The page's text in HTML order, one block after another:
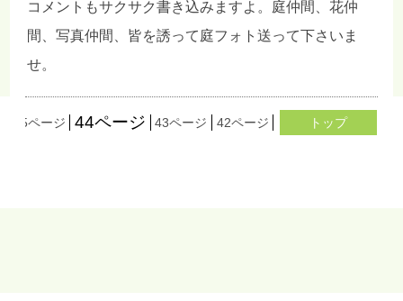
コメントもサクサク書き込みますよ。庭仲間、花仲
間、写真仲間、皆を誘って庭フォト送って下さいま
せ。
45ページ 44ページ 43ページ 42ページ 41ページ 40ページ
トップ